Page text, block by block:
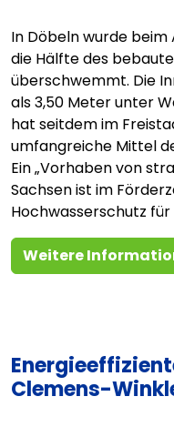
In Döbeln wurde
die Hälfte des
überschwemmt. Die
als 3,50 Meter unter
hat seitdem im
umfangreiche Mittel
Ein „Vorhaben von
Sachsen ist im
Hochwasserschutz für
Weitere
Clemens-